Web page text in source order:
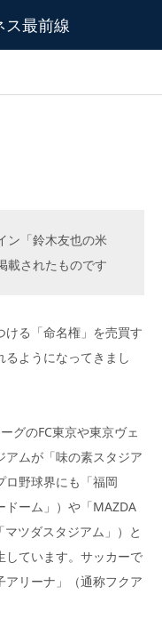
ス最前線
ン「鈴木友也の米
載されたものです
る「命名権」を売買す
るようになってきまし
グのFC東京や東京ヴェ
アムが「味の素スタジア
ロ野球界にも「福岡
ドーム」）や「MAZDA
ツダスタジアム」）と
しています。サッカーで
アリーナ」（通称フクア